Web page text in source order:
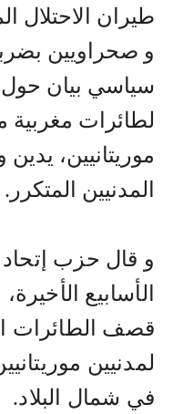
طيران الاحتلال
و صحراويين
سياسي بيان حول
لطائرات
موريتانيين،
المدنيين المتكرر.
و قال حزب
الأسابيع
قصف الطائرات
لمدنيين
في شمال البلاد.